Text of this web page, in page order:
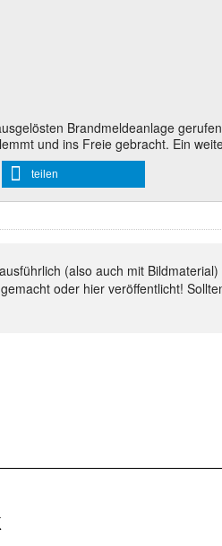
Brandmeldeanlage
und ins Freie gebracht. Ein
teilen
(also auch mit
oder hier veröffentlicht!